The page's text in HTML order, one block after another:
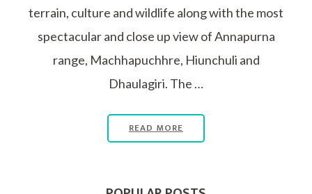
terrain, culture and wildlife along with the most
spectacular and close up view of Annapurna
range, Machhapuchhre, Hiunchuli and
Dhaulagiri. The …
READ MORE